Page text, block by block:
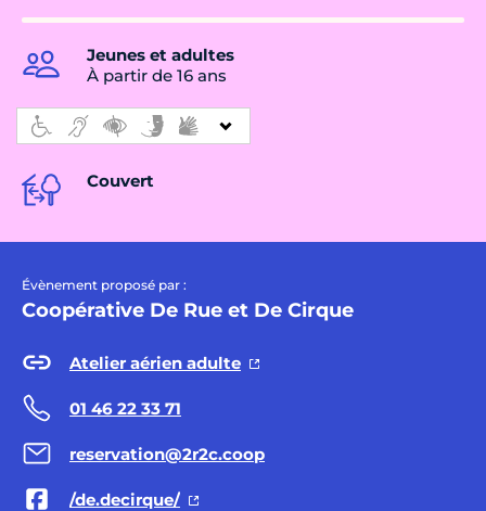
Jeunes et adultes
À partir de 16 ans
Couvert
Évènement proposé par :
Coopérative De Rue et De Cirque
Atelier aérien adulte
01 46 22 33 71
reservation@2r2c.coop
/de.decirque/